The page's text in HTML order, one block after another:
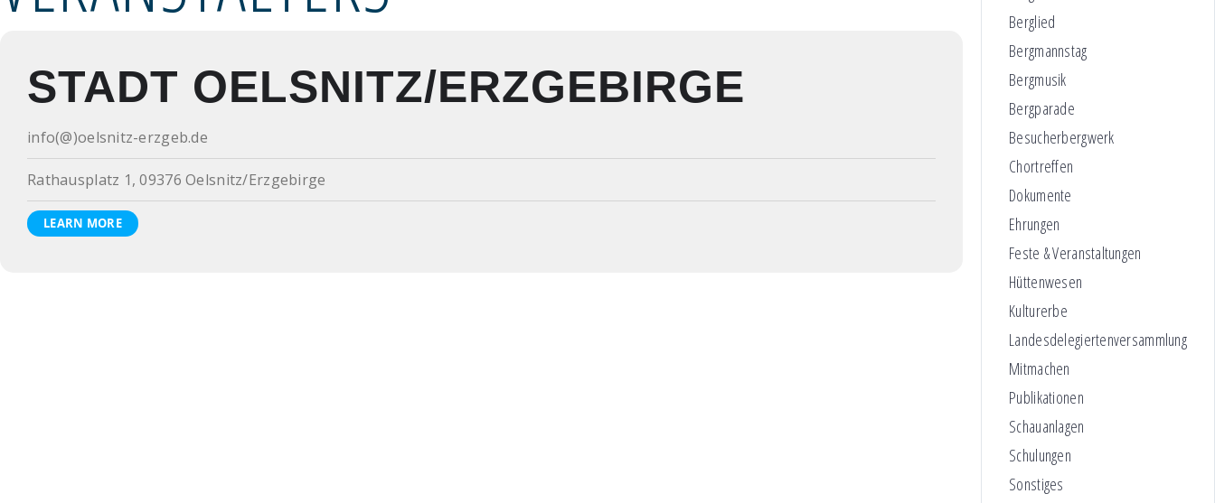
STADT OELSNITZ/ERZGEBIRGE
info(@)oelsnitz-erzgeb.de
Rathausplatz 1, 09376 Oelsnitz/Erzgebirge
LEARN MORE
Berglied
Bergmannstag
Bergmusik
Bergparade
Besucherbergwerk
Chortreffen
Dokumente
Ehrungen
Feste & Veranstaltungen
Hüttenwesen
Kulturerbe
Landesdelegiertenversammlung
Mitmachen
Publikationen
Schauanlagen
Schulungen
Sonstiges